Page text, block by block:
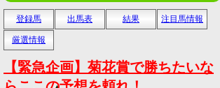
登録馬 出馬表 結果 注目馬情報
厳選情報
【緊急企画】菊花賞で勝ちたいな